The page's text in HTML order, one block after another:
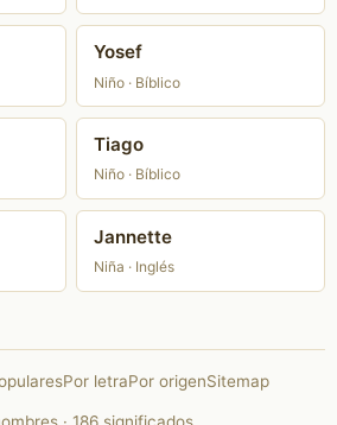
Yosef
Niño · Bíblico
Tiago
Niño · Bíblico
Jannette
Niña · Inglés
Por letraPor origenSitemap